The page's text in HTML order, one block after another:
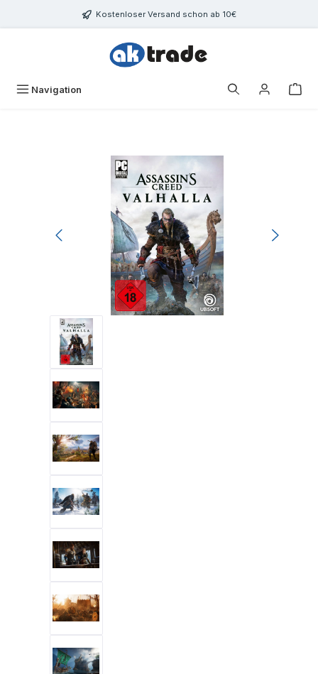
Zum Hauptinhalt springenKostenloser Versand schon ab 10€
Navigation
Bildergalerie überspringen